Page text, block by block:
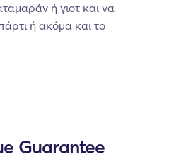
ή γιοτ και να
ή ακόμα και το
Guarantee